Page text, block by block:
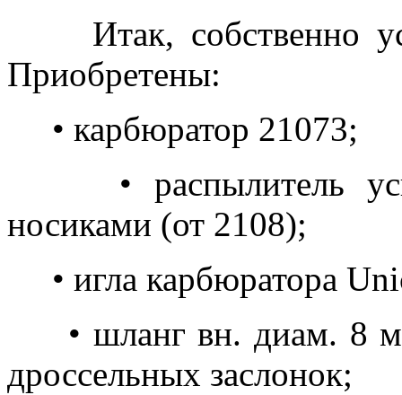
Итак, собственно
Приобретены:
• карбюратор 21073;
• распылитель
носиками (от 2108);
• игла карбюратора
• шланг вн. диам. 8
дроссельных заслонок;